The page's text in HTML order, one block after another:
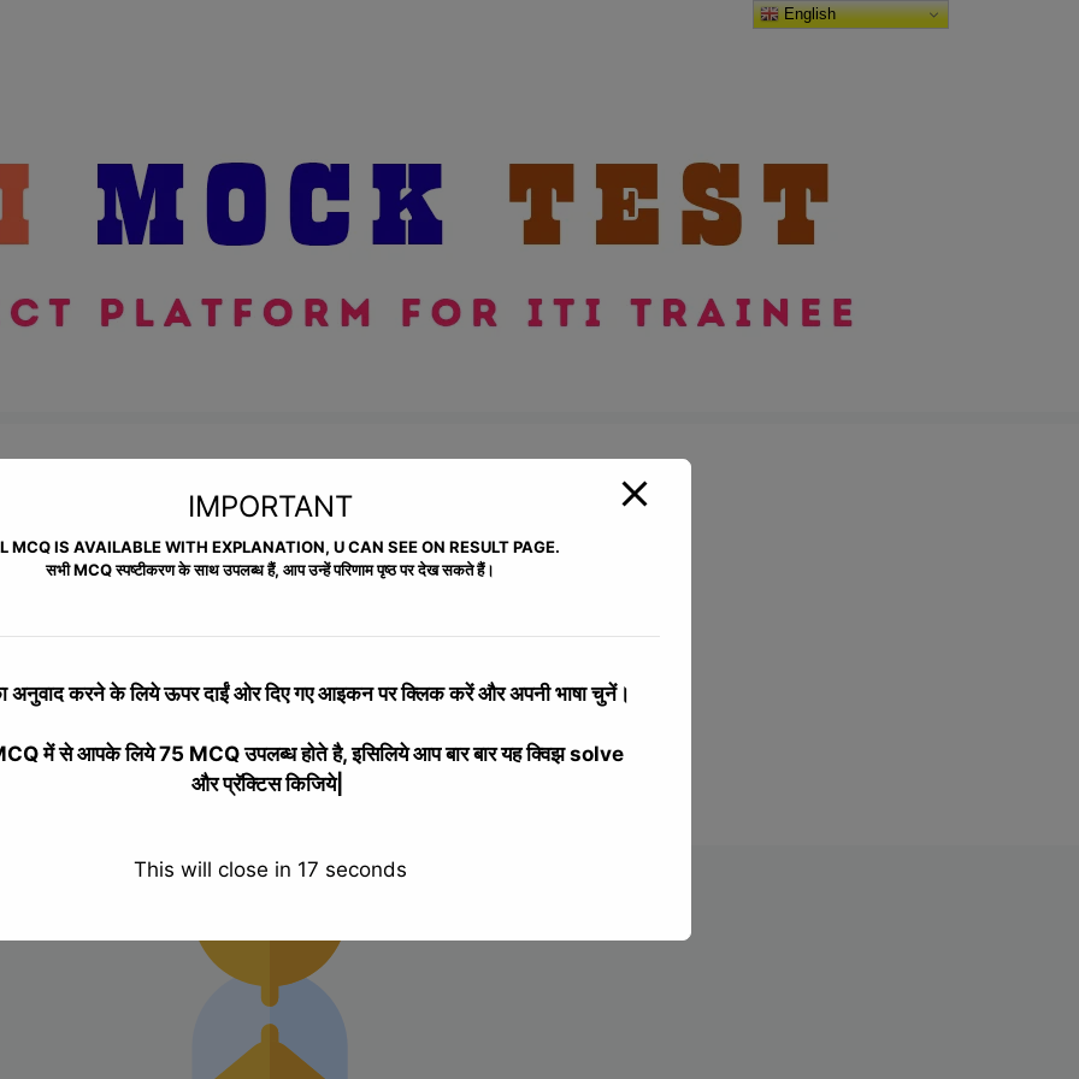
English
IMPORTANT
MCQ IS AVAILABLE WITH EXPLANATION, U CAN SEE ON RESULT PAGE.
सभी MCQ स्पष्टीकरण के साथ उपलब्ध हैं, आप उन्हें परिणाम पृष्ठ पर देख सकते हैं।
अनुवाद करने के लियेऊपर दाईं ओर दिए गए आइकन पर क्लिक करें और अपनी भाषा चुनें।
में से आपके लिये 75 MCQ उपलब्ध होते है, इसिलिये आप बार बार यह क्विझ solve
और प्रॅक्टिस किजिये|
This will close in 16 seconds